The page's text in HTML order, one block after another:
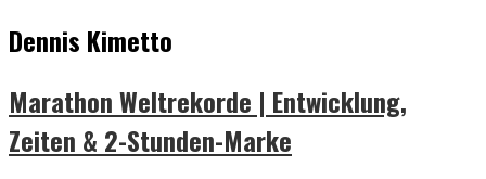
Dennis Kimetto
Marathon Weltrekorde | Entwicklung,
Zeiten & 2-Stunden-Marke